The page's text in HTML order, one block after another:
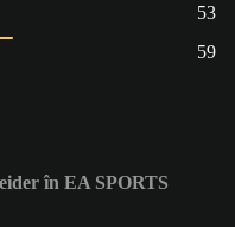
53
59
în EA SPORTS